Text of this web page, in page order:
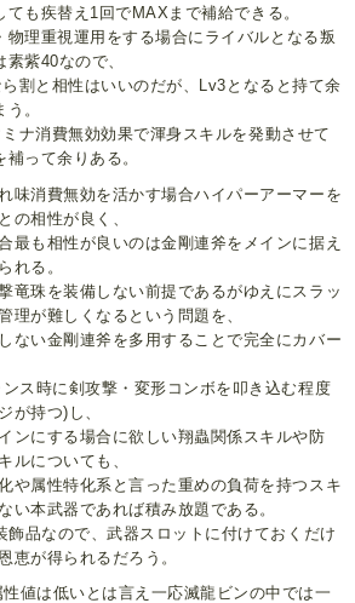
も疾替え1回でMAXまで補給できる。
物理重視運用をする場合にライバルとなる叛
紫40なので、
割と相性はいいのだが、Lv3となると持て余
。
ナ消費無効効果で渾身スキルを発動させて
って余りある。
味消費無効を活かす場合ハイパーアーマーを
の相性が良く、
最も相性が良いのは金剛連斧をメインに据え
れる。
竜珠を装備しない前提であるがゆえにスラッ
理が難しくなるという問題を、
ない金剛連斧を多用することで完全にカバー
ス時に剣攻撃・変形コンボを叩き込む程度
が持つ)し、
ンにする場合に欲しい翔蟲関係スキルや防
ルについても、
や属性特化系と言った重めの負荷を持つスキ
い本武器であれば積み放題である。
飾品なので、武器スロットに付けておくだけ
恵が得られるだろう。
性値は低いとは言え一応滅龍ビンの中では一